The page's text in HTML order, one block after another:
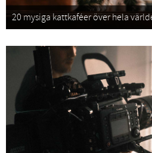
20 mysiga kattkaféer över hela